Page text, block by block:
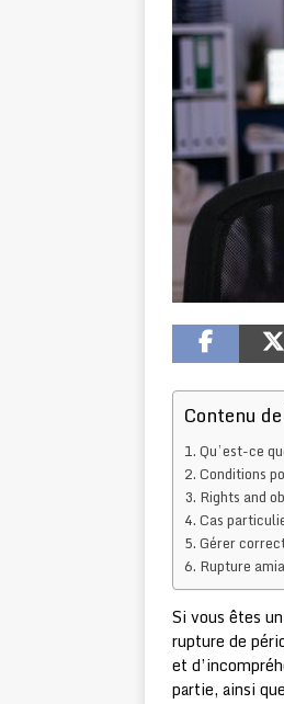
Contenu
Qu’est-ce
Conditions
Rights and
Cas
Gérer
Rupture
Si vous êtes
rupture de
et
partie, ainsi